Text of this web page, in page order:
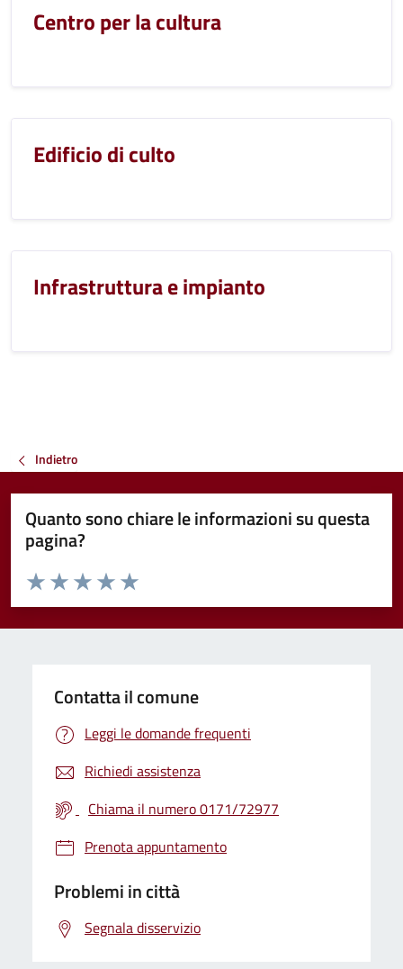
Centro per la cultura
Edificio di culto
Infrastruttura e impianto
Indietro
Quanto sono chiare le informazioni su questa
pagina?
Valuta da 1 a 5 stelle la pagina
Valuta 5 stelle su 5
Valuta 4 stelle su 5
Valuta 3 stelle su 5
Valuta 2 stelle su 5
Valuta 1 stelle su 5
Contatta il comune
Leggi le domande frequenti
Richiedi assistenza
Chiama il numero 0171/72977
Prenota appuntamento
Problemi in città
Segnala disservizio